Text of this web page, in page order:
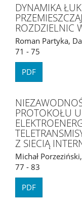
DYNAMIKA
ROZDZIELNIC
Roman Partyka,
71 - 75
PDF
PROTOKOŁU
Z SIECIĄ
Michał
77 - 83
PDF